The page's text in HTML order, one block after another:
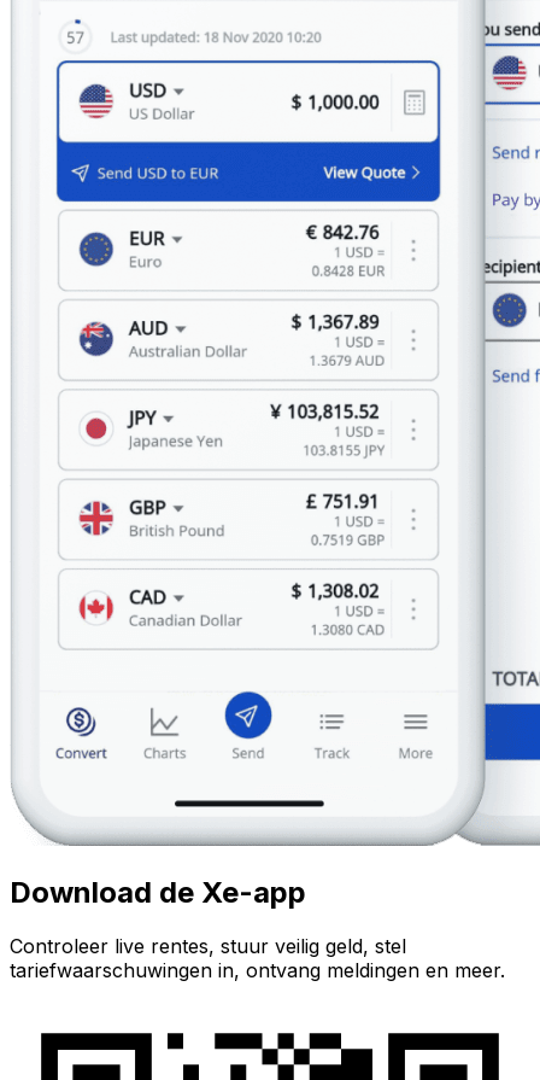
Download de Xe-app
Controleer live rentes, stuur veilig geld, stel
tariefwaarschuwingen in, ontvang meldingen en meer.